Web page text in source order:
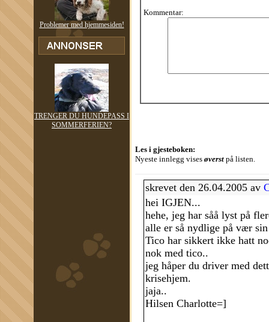
Problemer med hjemmesiden!
TRENGER DU HUNDEPASS I
SOMMERFERIEN?
Kommentar:
Les i gjesteboken:
Nyeste innlegg vises øverst på listen.
skrevet den 26.04.2005 av
hei IGJEN...
hehe, jeg har såå lyst på
alle er så nydlige på vær
Tico har sikkert ikke hatt
nok med tico..
jeg håper du driver med
krisehjem.
jaja..
Hilsen Charlotte=]